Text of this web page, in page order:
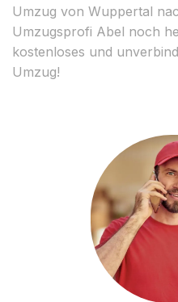
Umzug von Wuppertal
Umzugsprofi Abel noch
kostenloses und
Umzug!